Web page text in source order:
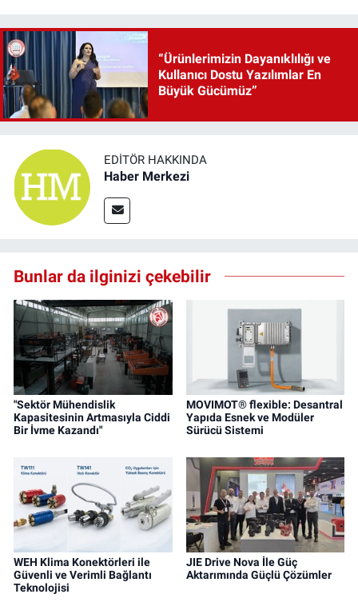
“Ürünlerimizin Dayanıklılığı ve
Kullanıcı Dostu Yazılımlar En
Büyük Gücümüz”
EDITÖR HAKKINDA
Haber Merkezi
Bunlar da ilginizi çekebilir
"Sektör Mühendislik
Kapasitesinin Artmasıyla Ciddi
Bir İvme Kazandı"
MOVIMOT® flexible: Desantral
Yapıda Esnek ve Modüler
Sürücü Sistemi
WEH Klima Konektörleri ile
Güvenli ve Verimli Bağlantı
Teknolojisi
JIE Drive Nova İle Güç
Aktarımında Güçlü Çözümler